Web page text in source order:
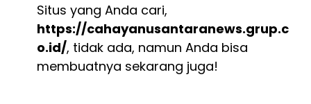
Situs yang Anda cari,
https://cahayanusantaranews.grup.c
o.id/, tidak ada, namun Anda bisa
membuatnya sekarang juga!